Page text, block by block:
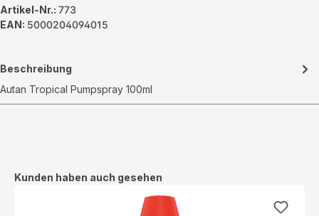
Artikel-Nr.: 773
EAN: 5000204094015
Beschreibung
Autan Tropical Pumpspray 100ml
Produktgalerie überspringen
Kunden haben auch gesehen